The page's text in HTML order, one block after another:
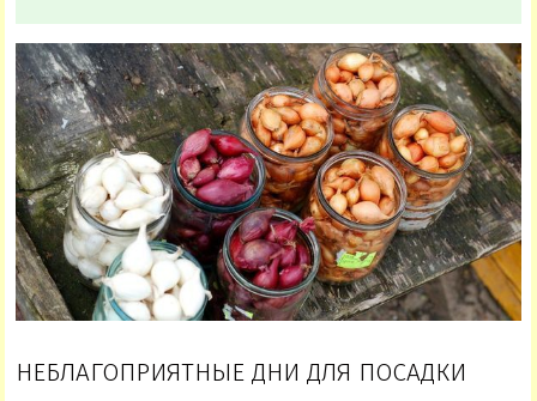
НЕБЛАГОПРИЯТНЫЕ ДНИ ДЛЯ ПОСАДКИ